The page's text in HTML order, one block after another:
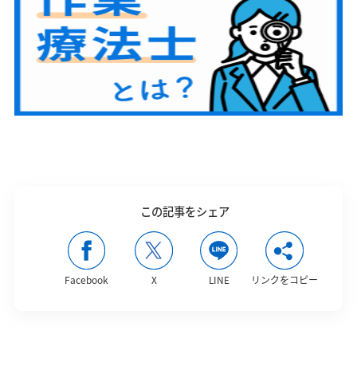
この記事をシェア
Facebook X LINE リンクをコピー